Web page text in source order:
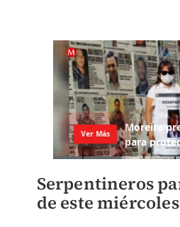
Serpentineros
de este miércoles